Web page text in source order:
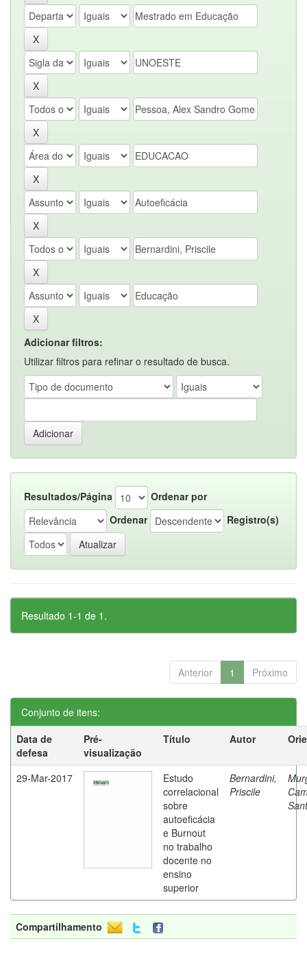
Adicionar filtros:
Utilizar filtros para refinar o resultado de busca.
Resultados/Página
Ordenar por
Ordenar
Registro(s)
Resultado 1-1 de 1.
Anterior 1 Próximo
Conjunto de itens:
Data de
defesa
Pré-
visualização
Título Autor
29-Mar-2017
Estudo
correlacional
sobre
autoeficácia
e Burnout
no trabalho
docente no
ensino
superior
Bernardini,
Priscile
Compartilhamento